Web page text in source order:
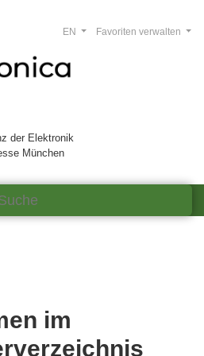
der Elektronik
München
Favoriten verwalten
EN
im